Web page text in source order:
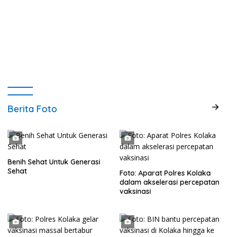
Berita Foto
Benih Sehat Untuk Generasi
Sehat
Foto: Aparat Polres Kolaka
dalam akselerasi percepatan
vaksinasi